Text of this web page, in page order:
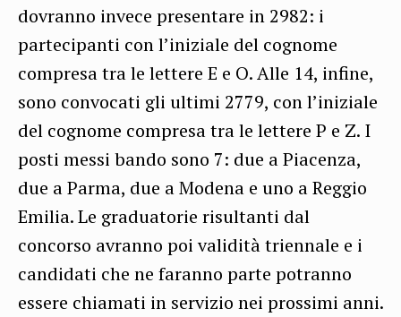
dovranno invece presentare in 2982: i
partecipanti con l’iniziale del cognome
compresa tra le lettere E e O. Alle 14, infine,
sono convocati gli ultimi 2779, con l’iniziale
del cognome compresa tra le lettere P e Z. I
posti messi bando sono 7: due a Piacenza,
due a Parma, due a Modena e uno a Reggio
Emilia. Le graduatorie risultanti dal
concorso avranno poi validità triennale e i
candidati che ne faranno parte potranno
essere chiamati in servizio nei prossimi anni.